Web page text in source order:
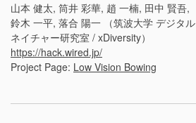
山本 健太, 筒井 彩華, 趙 一楠, 田中 賢吾,
鈴木 一平, 落合 陽一 （筑波大学 デジタル
ネイチャー研究室 / xDiversity）
https://hack.wired.jp/
Project Page: Low Vision Bowing